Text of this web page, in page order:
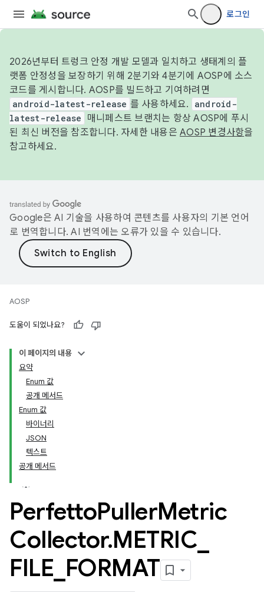
로그인
2026년부터 트렁크 안정 개발 모델과 일치하고 생태계의 플
랫폼 안정성을 보장하기 위해 2분기와 4분기에 AOSP에 소스
코드를 게시합니다. AOSP를 빌드하고 기여하려면
android-latest-release 를 사용하세요.
android-
latest-release
매니페스트 브랜치는 항상 AOSP에 푸시
된 최신 버전을 참조합니다. 자세한 내용은 AOSP 변경사항을
참고하세요.
Google은 AI 기술을 사용하여 콘텐츠를 사용자의 기본 언어
로 번역합니다. AI 번역에는 오류가 있을 수 있습니다.
AOSP
도움이 되었나요?
이 페이지의 내용
요약
Enum 값
공개 메서드
Enum 값
바이너리
JSON
텍스트
공개 메서드
PerfettoPullerMetric
Collector.METRIC
FILE FORMAT